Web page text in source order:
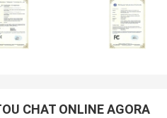
CHAT ONLINE AGORA